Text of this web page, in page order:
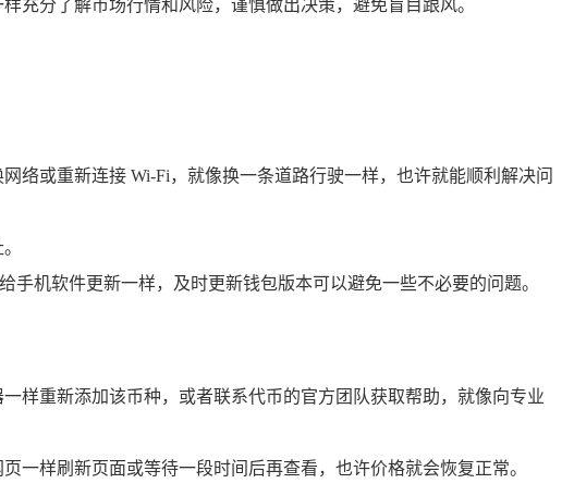
充分了解市场行情和风险，谨慎做出决策，避免盲目跟风。
络或重新连接 Wi-Fi，就像换一条道路行驶一样，也许就能顺利解决问
手机软件更新一样，及时更新钱包版本可以避免一些不必要的问题。
样重新添加该币种，或者联系代币的官方团队获取帮助，就像向专业
一样刷新页面或等待一段时间后再查看，也许价格就会恢复正常。